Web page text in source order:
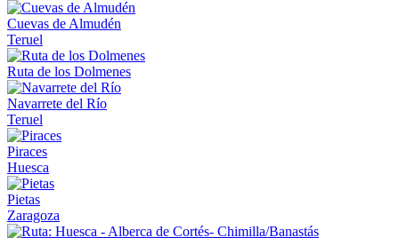
Cuevas de Almudén
Teruel
Ruta de los Dolmenes
Navarrete del Río
Teruel
Piraces
Huesca
Pietas
Zaragoza